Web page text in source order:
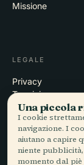
Missione
LEGALE
Privacy
Termini
Impostazioni
Elimina account
Una piccola
I cookie
navigazione. I
aiutano a capire
niente pubblicità,
momento dal piè